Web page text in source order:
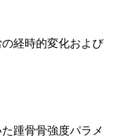
経時的変化および
踵骨骨強度パラメ